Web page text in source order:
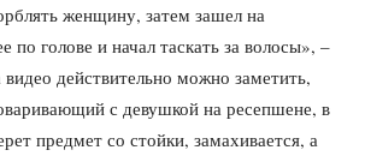
женщину, затем зашел на
по голове и начал таскать за волосы», –
действительно можно заметить,
с девушкой на ресепшене, в
предмет со стойки, замахивается, а